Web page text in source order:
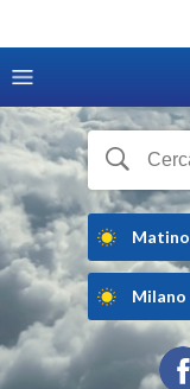
Matino
Milano